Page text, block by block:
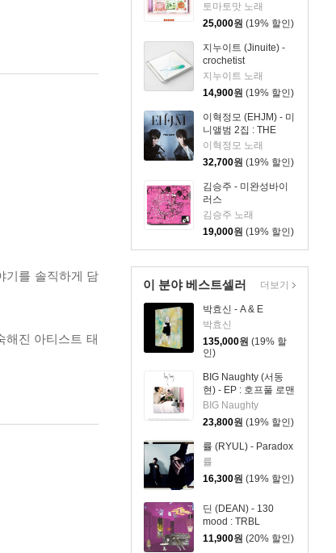
토마토맛 노래
25,000원 (19% 할인)
지누이트 (Jinuite) -
crochetist
지누이트 노래
14,900원 (19% 할인)
이혁정모 (EHJM) - 미
니앨범 2집 : THE
MEN
이혁정모 노래
32,700원 (19% 할인)
김승주 - 미완성바이
러스
김승주 노래
19,000원 (19% 할인)
이 분야 베스트셀러
박효신 - A & E
박효신
135,000원 (19% 할
인)
BIG Naughty (서동
현) - EP : 호프풀 로맨
틱
BIG Naughty
23,800원 (19% 할인)
률 (RYUL) - Paradox
률
16,300원 (19% 할인)
딘 (DEAN) - 130
mood : TRBL
11,900원 (20% 할인)
더보기
기를 솔직하게 담
해진 아티스트 태